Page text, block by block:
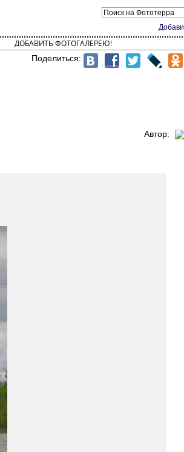
ДОБАВИТЬ ФОТОГАЛЕРЕЮ!
Поделиться:
Автор: